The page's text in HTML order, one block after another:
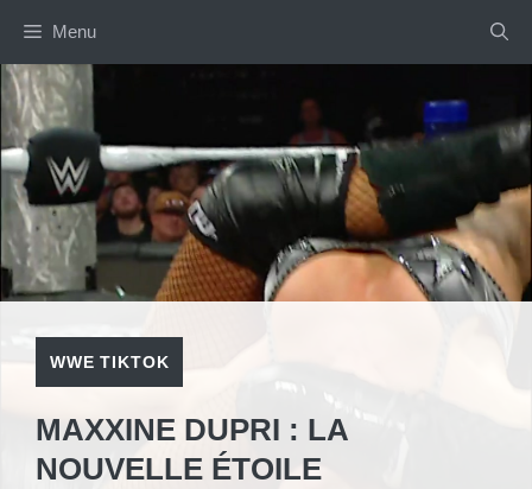
contenu
Menu
WWE TIKTOK
MAXXINE DUPRI : LA
NOUVELLE ÉTOILE